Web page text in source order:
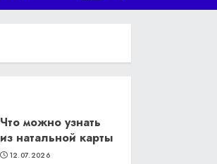
Что можно узнать
из натальной карты
12.07.2026